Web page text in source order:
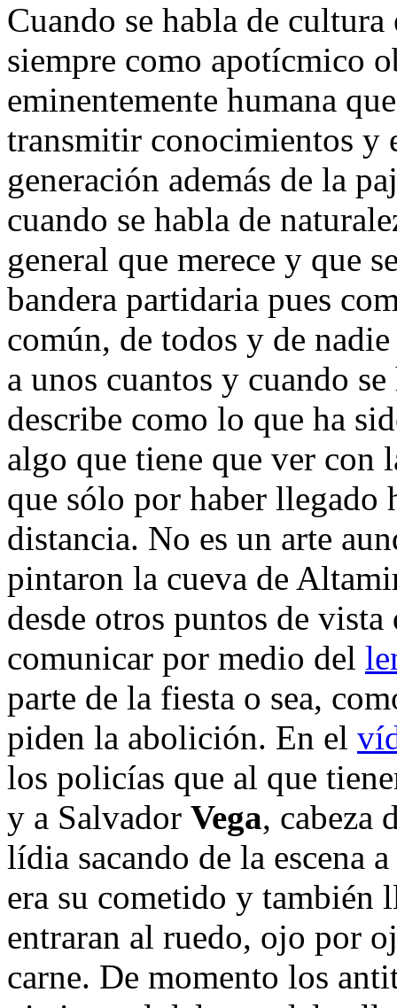
Cuando se habla de cultura
siempre como apotícmico
eminentemente humana
transmitir conocimientos y
generación además de la
cuando se habla de
general que merece y que
bandera partidaria pues
común, de todos y de
a unos cuantos y cuando
describe como lo que ha
algo que tiene que ver con
que sólo por haber llegado
distancia. No es un arte
pintaron la cueva de
desde otros puntos de
comunicar por medio del
parte de la fiesta o sea,
piden la abolición. En el
los policías que al que
y a Salvador Vega, cabeza
lídia sacando de la escena
era su cometido y también
entraran al ruedo, ojo por
carne. De momento los